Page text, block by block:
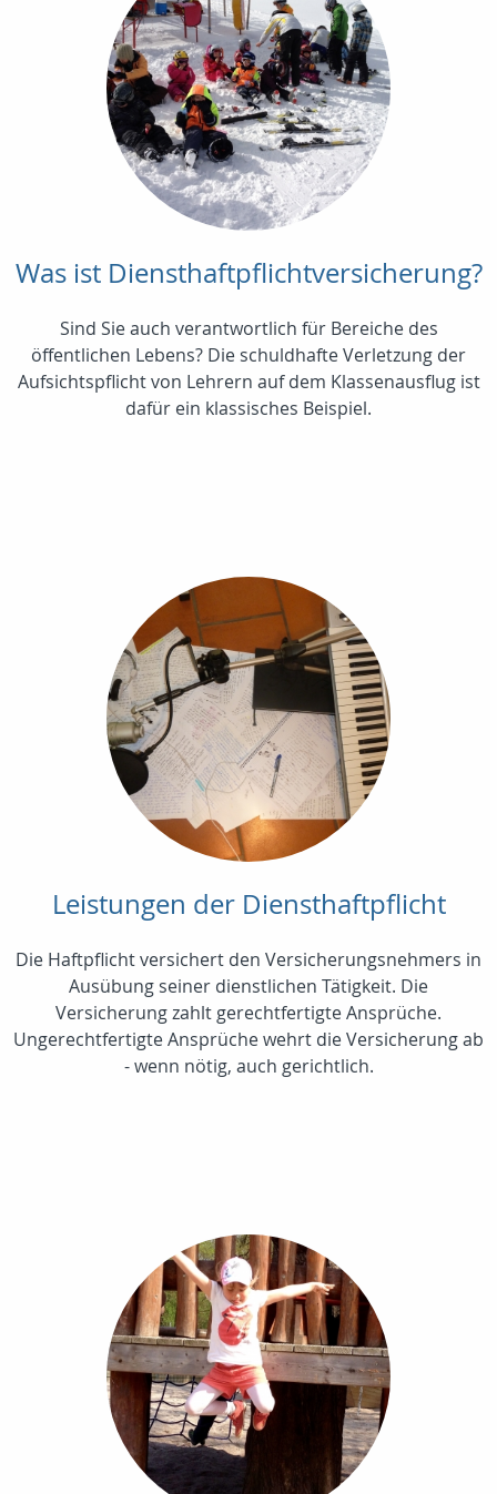
Was ist Diensthaftpflichtversicherung?
Sind Sie auch verantwortlich für Bereiche des
öffentlichen Lebens? Die schuldhafte Verletzung der
Aufsichtspflicht von Lehrern auf dem Klassenausflug ist
dafür ein klassisches Beispiel.
Leistungen der Diensthaftpflicht
Die Haftpflicht versichert den Versicherungsnehmers in
Ausübung seiner dienstlichen Tätigkeit. Die
Versicherung zahlt gerechtfertigte Ansprüche.
Ungerechtfertigte Ansprüche wehrt die Versicherung ab
- wenn nötig, auch gerichtlich.